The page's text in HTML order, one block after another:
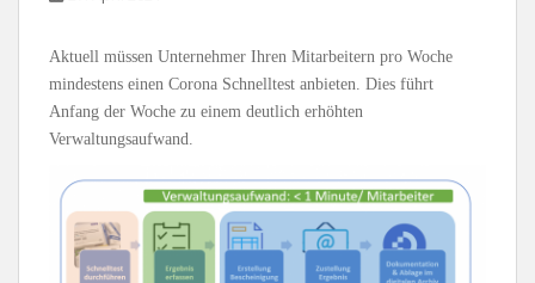
Aktuell müssen Unternehmer Ihren Mitarbeitern pro Woche
mindestens einen Corona Schnelltest anbieten. Dies führt
Anfang der Woche zu einem deutlich erhöhten
Verwaltungsaufwand.